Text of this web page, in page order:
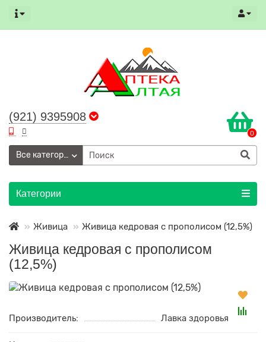
(921) 9395908
0
Все категории
Категории
Живица Живица кедровая с прополисом (12,5%)
Живица кедровая с прополисом
(12,5%)
Производитель: Лавка здоровья